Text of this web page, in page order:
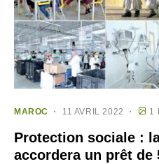
MAROC 11 AVRIL 2022 1
Protection sociale :
accordera un prêt de